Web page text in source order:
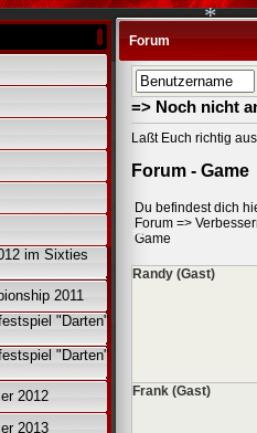
im Sixties
2011
"Darten"
"Darten"
2012
2013
Forum
=> Noch nicht
Laßt Euch richtig
Forum - Game
Du befindest dich
Forum =>
Game
Randy (Gast)
Frank (Gast)
*